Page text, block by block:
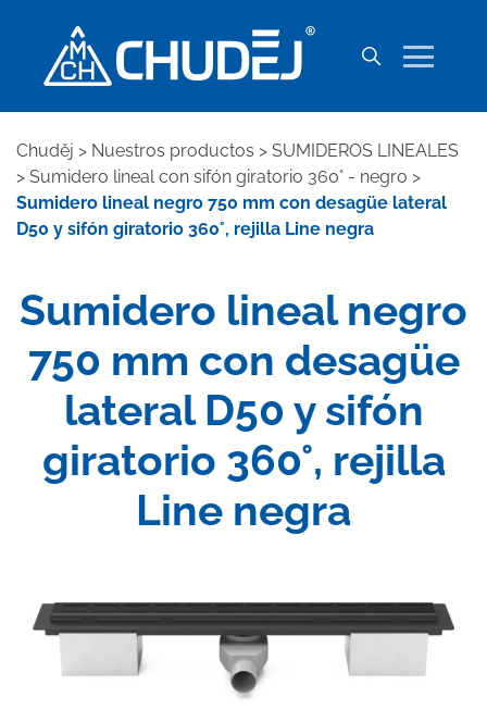
Chuděj > Nuestros productos > SUMIDEROS LINEALES
> Sumidero lineal con sifón giratorio 360° - negro >
Sumidero lineal negro 750 mm con desagüe lateral
D50 y sifón giratorio 360°, rejilla Line negra
Sumidero lineal negro
750 mm con desagüe
lateral D50 y sifón
giratorio 360°, rejilla
Line negra